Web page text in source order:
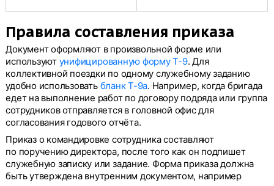
Правила составления приказа
Документ оформляют в произвольной форме или
используют унифицированную форму Т-9. Для
коллективной поездки по одному служебному заданию
удобно использовать бланк Т-9а. Например, когда бригада
едет на выполнение работ по договору подряда или группа
сотрудников отправляется в головной офис для
согласования годового отчёта.
Приказ о командировке сотрудника составляют
по поручению директора, после того как он подпишет
служебную записку или задание. Форма приказа должна
быть утверждена внутренним документом, например